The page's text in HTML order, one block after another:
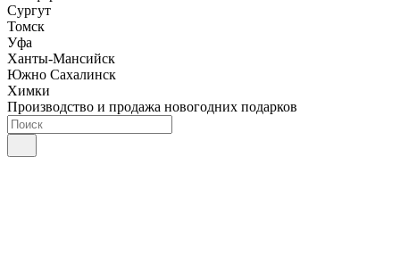
Сургут
Томск
Уфа
Ханты-Мансийск
Южно Сахалинск
Химки
Производство и продажа новогодних подарков